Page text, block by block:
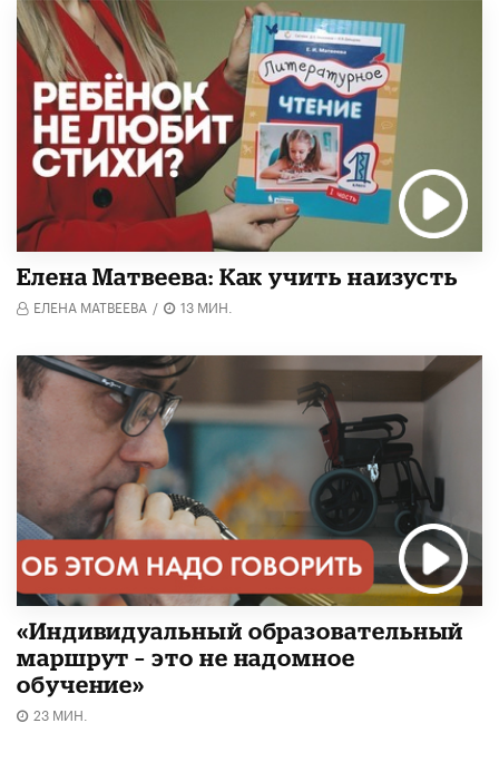
Елена Матвеева: Как учить наизусть
ЕЛЕНА МАТВЕЕВА / 13 МИН.
«Индивидуальный образовательный
маршрут – это не надомное
обучение»
23 МИН.